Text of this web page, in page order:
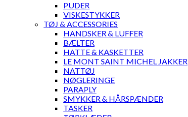
PUDER
VISKESTYKKER
TØJ & ACCESSORIES
HANDSKER & LUFFER
BÆLTER
HATTE & KASKETTER
LE MONT SAINT MICHEL JAKKER
NATTØJ
NØGLERINGE
PARAPLY
SMYKKER & HÅRSPÆNDER
TASKER